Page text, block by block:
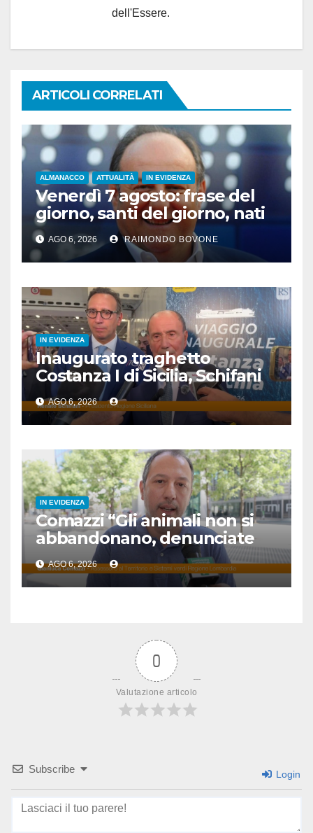
dell'Essere.
ARTICOLI CORRELATI
ALMANACCO ATTUALITÀ IN EVIDENZA
Venerdì 7 agosto: frase del
giorno, santi del giorno, nati
famosi, accadde oggi
AGO 6, 2026 RAIMONDO BOVONE
IN EVIDENZA
Inaugurato traghetto
Costanza I di Sicilia, Schifani
“Mantenuto impegni presi”
AGO 6, 2026
IN EVIDENZA
Comazzi “Gli animali non si
abbandonano, denunciate
chi lo fa”
AGO 6, 2026
0
Valutazione articolo
Subscribe Login